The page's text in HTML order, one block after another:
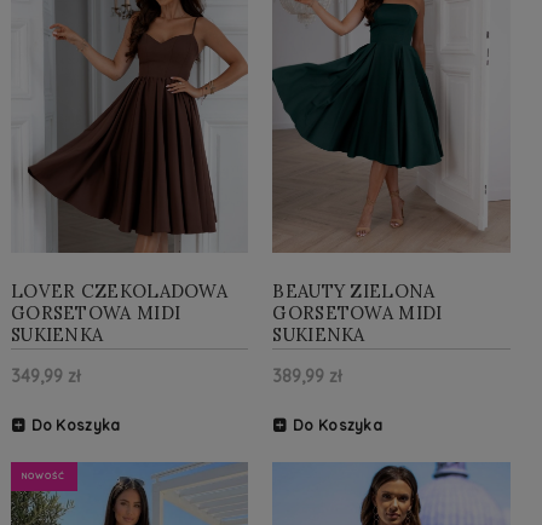
LOVER CZEKOLADOWA
GORSETOWA MIDI
SUKIENKA
349,99 zł
Do Koszyka
BEAUTY ZIELONA
GORSETOWA MIDI
SUKIENKA
389,99 zł
Do Koszyka
NOWOŚĆ